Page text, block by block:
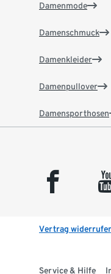
Damenmode
Damenschmuck
Damenkleider
Damenpullover
Damensporthosen
facebook
Vertrag
Service & Hilfe